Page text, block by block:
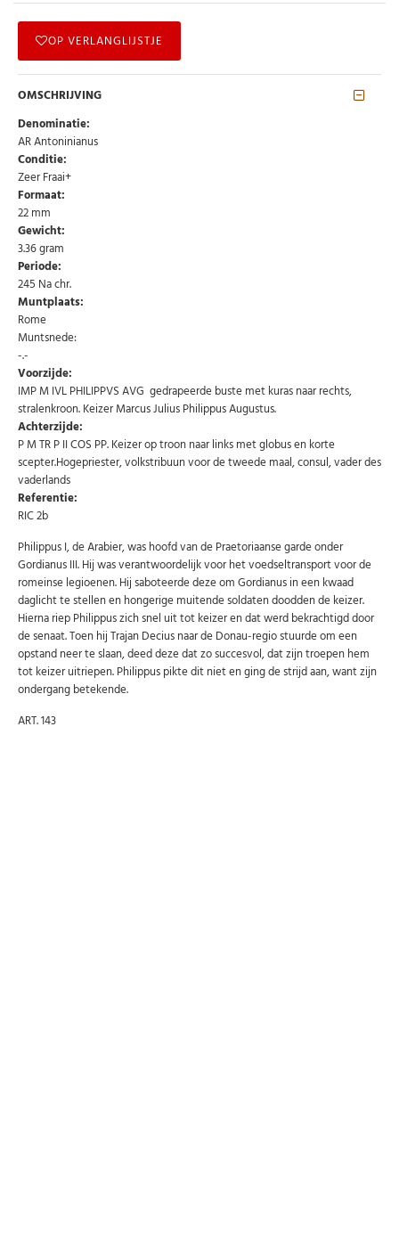
OP VERLANGLIJSTJE
OMSCHRIJVING
Denominatie:
AR Antoninianus
Conditie:
Zeer Fraai+
Formaat:
22 mm
Gewicht:
3.36 gram
Periode:
245 Na chr.
Muntplaats:
Rome
Muntsnede:
-.-
Voorzijde:
IMP M IVL PHILIPPVS AVG gedrapeerde buste met kuras naar rechts,
stralenkroon. Keizer Marcus Julius Philippus Augustus.
Achterzijde:
P M TR P II COS PP. Keizer op troon naar links met globus en korte
scepter.Hogepriester, volkstribuun voor de tweede maal, consul, vader des
vaderlands
Referentie:
RIC 2b
Philippus I, de Arabier, was hoofd van de Praetoriaanse garde onder
Gordianus III. Hij was verantwoordelijk voor het voedseltransport voor de
romeinse legioenen. Hij saboteerde deze om Gordianus in een kwaad
daglicht te stellen en hongerige muitende soldaten doodden de keizer.
Hierna riep Philippus zich snel uit tot keizer en dat werd bekrachtigd door
de senaat. Toen hij Trajan Decius naar de Donau-regio stuurde om een
opstand neer te slaan, deed deze dat zo succesvol, dat zijn troepen hem
tot keizer uitriepen. Philippus pikte dit niet en ging de strijd aan, want zijn
ondergang betekende.
ART. 143